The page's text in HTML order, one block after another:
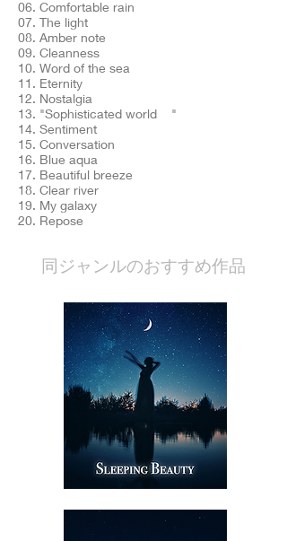
06. Comfortable rain
07. The light
08. Amber note
09. Cleanness
10. Word of the sea
11. Eternity
12. Nostalgia
13. "Sophisticated world "
14. Sentiment
15. Conversation
16. Blue aqua
17. Beautiful breeze
18. Clear river
19. My galaxy
20. Repose
​同ジャンルのおすすめ作品